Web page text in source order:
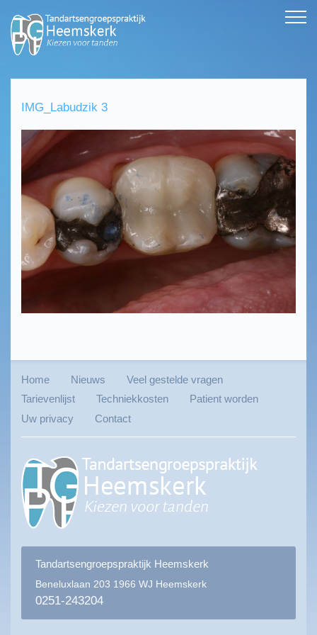
IMG_Labudzik 3
Home Nieuws
Veel gestelde vragen
Tarievenlijst
Techniekkosten
Patient worden
Uw privacy
Contact
Tandartsengroepspraktijk Heemskerk
Beneluxlaan 203 1966 WJ Heemskerk
0251-243204